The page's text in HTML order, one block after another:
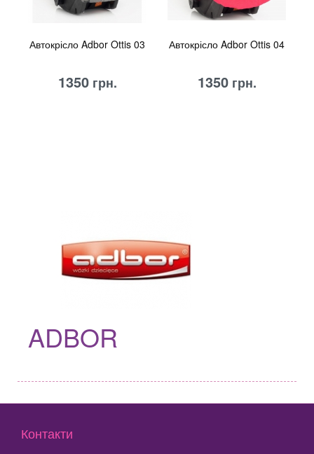
Автокрісло Adbor Ottis 03
1350грн.
Автокрісло Adbor Ottis 04
1350грн.
ADBOR
Контакти